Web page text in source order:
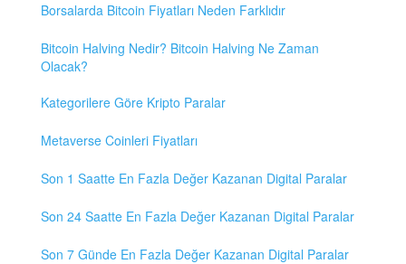
Borsalarda Bitcoin Fiyatları Neden Farklıdır
Bitcoin Halving Nedir? Bitcoin Halving Ne Zaman
Olacak?
Kategorilere Göre Kripto Paralar
Metaverse Coinleri Fiyatları
Son 1 Saatte En Fazla Değer Kazanan Digital Paralar
Son 24 Saatte En Fazla Değer Kazanan Digital Paralar
Son 7 Günde En Fazla Değer Kazanan Digital Paralar